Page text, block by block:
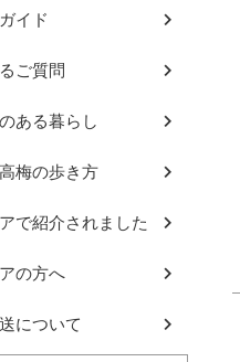
イド
ご質問
ある暮らし
梅の歩き方
で紹介されました
の方へ
について